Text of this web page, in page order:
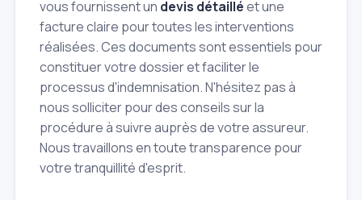
vous fournissent un devis détailléet une
facture claire pour toutes les interventions
réalisées. Ces documents sont essentiels pour
constituer votre dossier et faciliter le
processus d'indemnisation. N'hésitez pas à
nous solliciter pour des conseils sur la
procédure à suivre auprès de votre assureur.
Nous travaillons en toute transparence pour
votre tranquillité d'esprit.